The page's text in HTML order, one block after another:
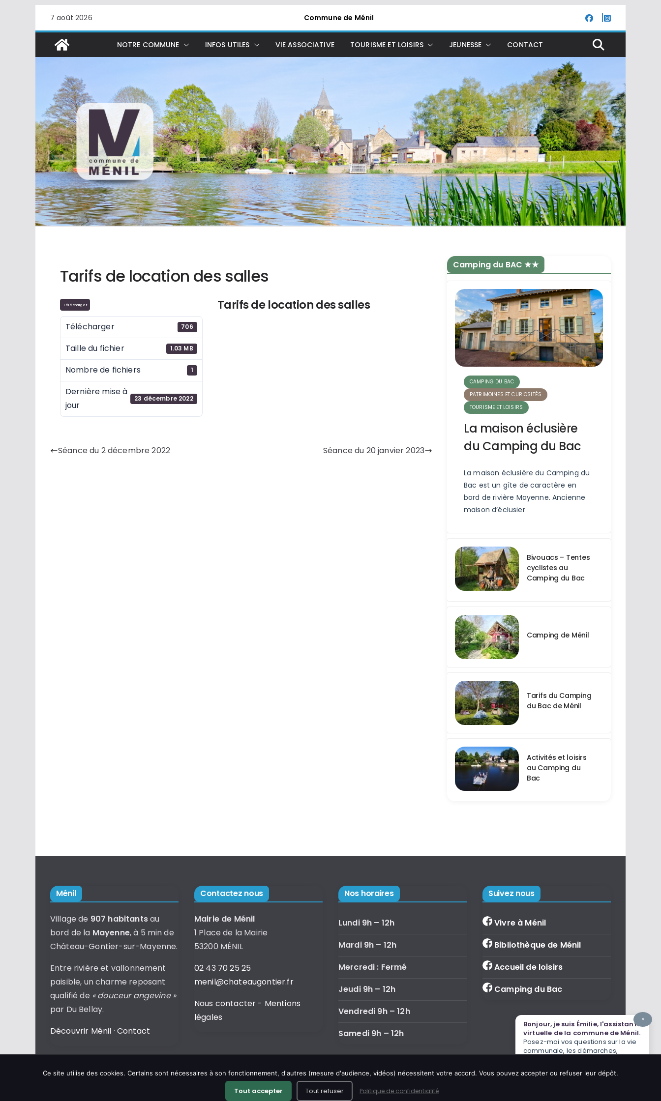
contenu
7 août 2026 Commune de Ménil
NOTRE COMMUNE INFOS UTILES VIE ASSOCIATIVE TOURISME ET LOISIRS JEUNESSE CONTACT
Tarifs de location des salles
Télécharger
Télécharger 706
Taille du fichier 1.03 MB
Nombre de fichiers 1
Dernière mise à
jour
23 décembre 2022
Tarifs de location des salles
Séance du 2 décembre 2022 Séance du 20 janvier 2023
Camping du BAC ★★
CAMPING DU BAC
PATRIMOINES ET CURIOSITÉS
TOURISME ET LOISIRS
La maison éclusière
du Camping du Bac
La maison éclusière du Camping du
Bac est un gîte de caractère en
bord de rivière Mayenne. Ancienne
maison d’éclusier
Bivouacs – Tentes
cyclistes au
Camping du Bac
Camping de Ménil
Tarifs du Camping
du Bac de Ménil
Activités et loisirs
au Camping du
Bac
Ménil
Village de 907 habitantsau
bord de la Mayenne, à 5 min de
Château-Gontier-sur-Mayenne.
Entre rivière et vallonnement
paisible, un charme reposant
qualifié de « douceur angevine »
par Du Bellay.
Découvrir Ménil · Contact
Contactez nous
Mairie de Ménil
1 Place de la Mairie
53200 MÉNIL
02 43 70 25 25
menil@chateaugontier.fr
Nous contacter - Mentions
légales
Nos horaires
Lundi 9h – 12h
Mardi 9h – 12h
Mercredi : Fermé
Jeudi 9h – 12h
Vendredi 9h – 12h
Samedi 9h – 12h
Suivez nous
Vivre à Ménil
Bibliothèque de Ménil
Accueil de loisirs
Camping du Bac
×
Bonjour, je suis Émilie, l'assistante
virtuelle de la commune de Ménil.
Posez-moi vos questions sur la vie
communale, les démarches,
Ce site utilise des cookies. Certains sont nécessaires à son fonctionnement, d'autres (mesure d'audience, vidéos) nécessitent votre accord. Vous pouvez accepter ou refuser leur dépôt.
Tout accepter Tout refuser Politique de confidentialité